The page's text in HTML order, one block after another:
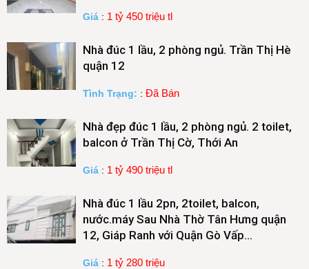
Giá : 1 tỷ 450 triệu tl
Nhà đúc 1 lầu, 2 phòng ngủ. Trần Thị Hè
quận 12
Tình Trạng: : Đã Bán
Nhà đẹp đúc 1 lầu, 2 phòng ngủ. 2 toilet,
balcon ở Trần Thị Cờ, Thới An
Giá : 1 tỷ 490 triệu tl
Nhà đúc 1 lầu 2pn, 2toilet, balcon,
nước.máy Sau Nhà Thờ Tân Hưng quận
12, Giáp Ranh với Quận Gò Vấp…
Giá : 1 tỷ 280 triệu